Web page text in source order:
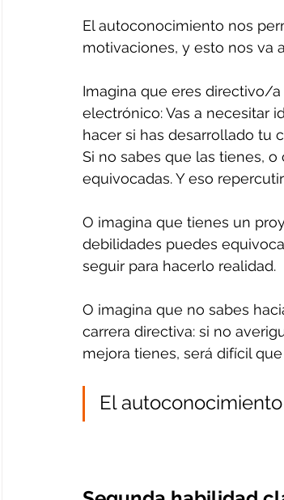
El autoconocimiento nos
motivaciones, y esto nos va
Imagina que eres directivo/
electrónico: Vas a necesitar
hacer si has desarrollado tu
Si no sabes que las tienes,
equivocadas. Y eso
O imagina que tienes un
debilidades puedes
seguir para hacerlo realidad.
O imagina que no sabes
carrera directiva: si no
mejora tienes, será difícil
El